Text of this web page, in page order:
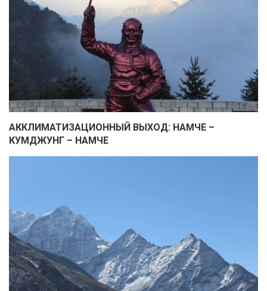
АККЛИМАТИЗАЦИОННЫЙ ВЫХОД: НАМЧЕ –
КУМДЖУНГ – НАМЧЕ